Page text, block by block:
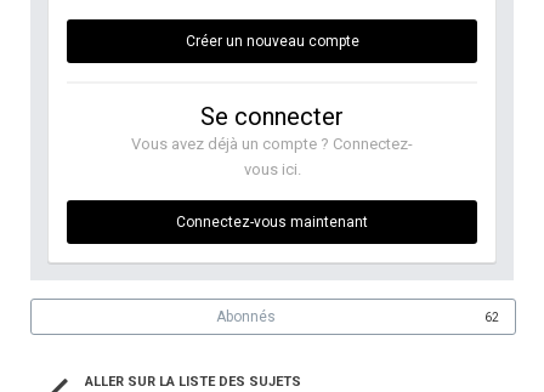
Créer un nouveau compte
Se connecter
Vous avez déjà un compte ? Connectez-
vous ici.
Connectez-vous maintenant
Abonnés 62
ALLER SUR LA LISTE DES SUJETS